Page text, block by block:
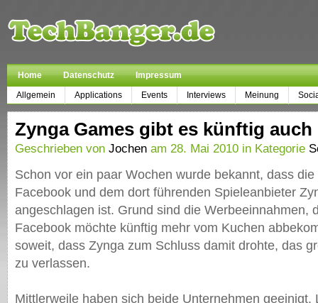
Home Datenschutz
Impressum
Allgemein
Applications Events Interviews Meinung
Zynga Games gibt es künftig auch
Geschrieben von Jochen am 28. Mai 2010 in Kategorie
Schon vor ein paar Wochen wurde bekannt, dass
Facebook und dem dort führenden Spieleanbieter
angeschlagen ist. Grund sind die Werbeeinnahmen,
Facebook möchte künftig mehr vom Kuchen
soweit, dass Zynga zum Schluss damit drohte, das
zu verlassen.
Mittlerweile haben sich beide Unternehmen geeinigt.